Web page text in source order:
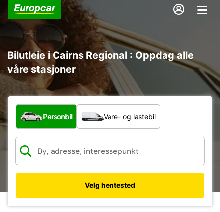
Bilutleie i Cairns Regional : Oppdag alle
våre stasjoner
Hvilken type bil?
Personbil Vare- og lastebil
Velg hentested